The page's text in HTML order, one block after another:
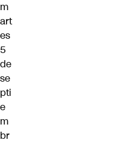
m
art
es
5
de
se
pti
e
m
br